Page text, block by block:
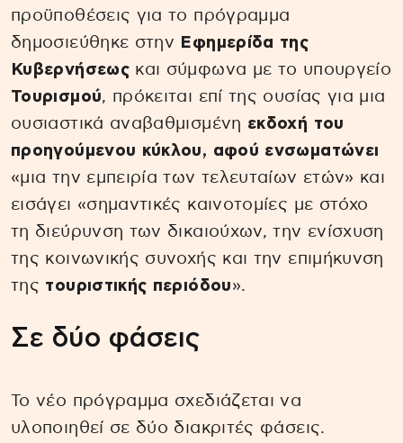
προϋποθέσεις για το πρόγραμμα
δημοσιεύθηκε στην Εφημερίδα της
Κυβερνήσεωςκαι σύμφωνα με το υπουργείο
Τουρισμού, πρόκειται επί της ουσίας για μια
ουσιαστικά αναβαθμισμένη εκδοχή του
προηγούμενου κύκλου, αφού ενσωματώνει
«μια την εμπειρία των τελευταίων ετών» και
εισάγει «σημαντικές καινοτομίες με στόχο
τη διεύρυνση των δικαιούχων, την ενίσχυση
της κοινωνικής συνοχής και την επιμήκυνση
της τουριστικής περιόδου».
Σε δύο φάσεις
Το νέο πρόγραμμα σχεδιάζεται να
υλοποιηθεί σε δύο διακριτές φάσεις.